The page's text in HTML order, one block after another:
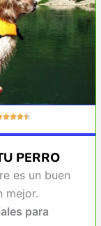
PERRO
es un buen
mejor.
para